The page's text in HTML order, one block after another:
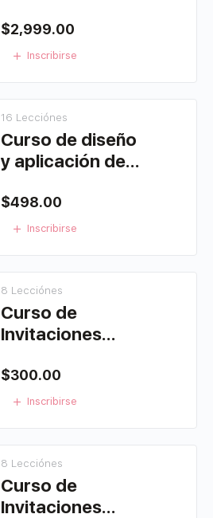
$2,999.00
Inscribirse
16 Lecciónes
Curso de diseño
y aplicación de
$498.00
Inscribirse
8 Lecciónes
Curso de
Invitaciones
$300.00
Inscribirse
8 Lecciónes
Curso de
Invitaciones